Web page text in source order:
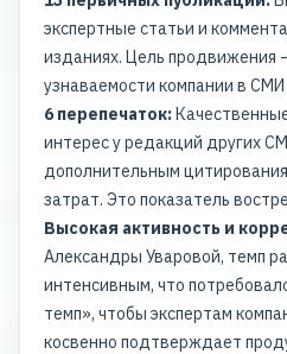
экспертные статьи и
изданиях. Цель продвижения
узнаваемости компании в
6 перепечаток:
интерес у редакций других
дополнительным
затрат. Это показатель
Высокая активность и
Александры Уваровой, темп
интенсивным, что
темп», чтобы экспертам
косвенно подтверждает